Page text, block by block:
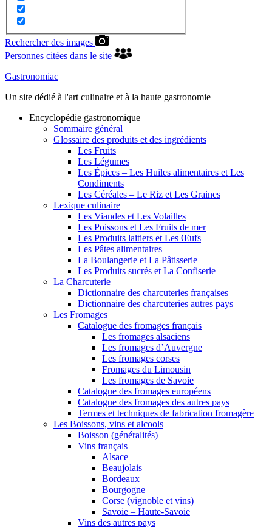
Rechercher des images
Personnes citées dans le site
Gastronomiac
Un site dédié à l'art culinaire et à la haute gastronomie
Encyclopédie gastronomique
Sommaire général
Glossaire des produits et des ingrédients
Les Fruits
Les Légumes
Les Épices – Les Huiles alimentaires et Les
Condiments
Les Céréales – Le Riz et Les Graines
Lexique culinaire
Les Viandes et Les Volailles
Les Poissons et Les Fruits de mer
Les Produits laitiers et Les Œufs
Les Pâtes alimentaires
La Boulangerie et La Pâtisserie
Les Produits sucrés et La Confiserie
La Charcuterie
Dictionnaire des charcuteries françaises
Dictionnaire des charcuteries autres pays
Les Fromages
Catalogue des fromages français
Les fromages alsaciens
Les fromages d’Auvergne
Les fromages corses
Fromages du Limousin
Les fromages de Savoie
Catalogue des fromages européens
Catalogue des fromages des autres pays
Termes et techniques de fabrication fromagère
Les Boissons, vins et alcools
Boisson (généralités)
Vins français
Alsace
Beaujolais
Bordeaux
Bourgogne
Corse (vignoble et vins)
Savoie – Haute-Savoie
Vins des autres pays